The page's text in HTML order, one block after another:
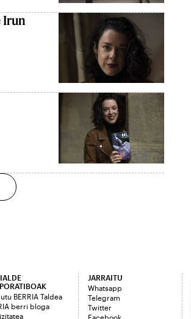
Irun
BERRIA Taldea
berri bloga
JARRAITU
Whatsapp
Telegram
Twitter
Facebook